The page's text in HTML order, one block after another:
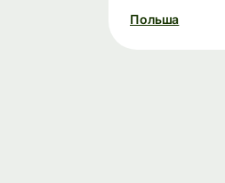
Польша